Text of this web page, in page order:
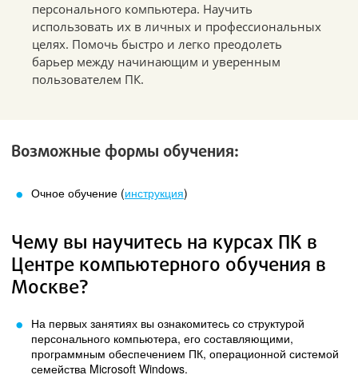
персонального компьютера. Научить
использовать их в личных и профессиональных
целях. Помочь быстро и легко преодолеть
барьер между начинающим и уверенным
пользователем ПК.
Возможные формы обучения:
Очное обучение (инструкция)
Чему вы научитесь на курсах ПК в
Центре компьютерного обучения в
Москве?
На первых занятиях вы ознакомитесь со структурой
персонального компьютера, его составляющими,
программным обеспечением ПК, операционной системой
семейства Microsoft Windows.